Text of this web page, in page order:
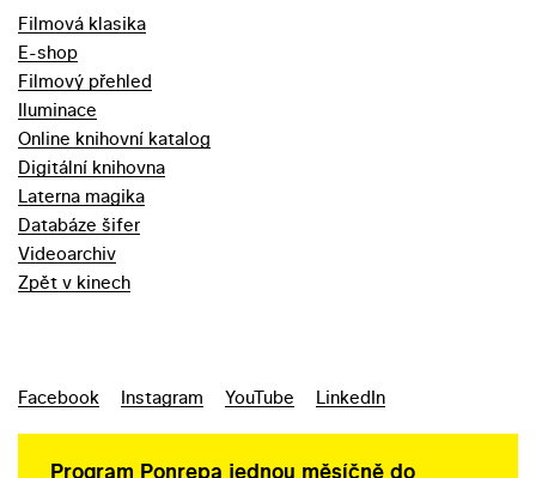
Filmová klasika
E-shop
Filmový přehled
Iluminace
Online knihovní katalog
Digitální knihovna
Laterna magika
Databáze šifer
Videoarchiv
Zpět v kinech
Facebook Instagram YouTube LinkedIn
Program Ponrepa jednou měsíčně do